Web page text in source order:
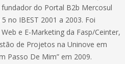
do Portal B2b Mercosul
no IBEST 2001 a 2003. Foi
e E-Marketing da Fasp/Ceinter,
de Projetos na Uninove em
Passo De Mim” em 2009.